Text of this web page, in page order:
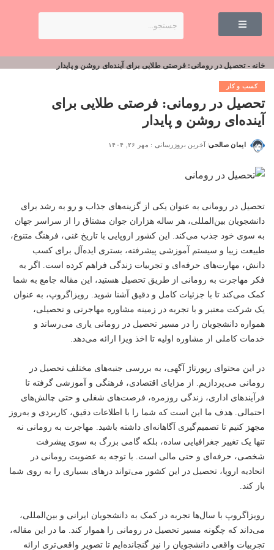
خانه -تحصیل در رومانی: فرصتی طلایی برای آینده‌ای روشن و پایدار
کسب و کار
تحصیل در رومانی: فرصتی طلایی برای
آینده‌ای روشن و پایدار
ایمان صالحی آخرین بروزرسانی : مهر ۲۶, ۱۴۰۴
تحصیل در رومانی به عنوان یکی از گزینه‌های جذاب و رو به رشد برای
دانشجویان بین‌المللی، هر ساله هزاران جوان مشتاق را از سراسر جهان
به سوی خود جذب می‌کند. این کشور اروپایی با تاریخ غنی، فرهنگ متنوع،
طبیعت زیبا و سیستم آموزشی پیشرفته، بستری ایده‌آل برای کسب
دانش، مهارت‌های حرفه‌ای و تجربیات زندگی فراهم کرده است. اگر به
فکر مهاجرت به رومانی از طریق تحصیل هستید، این مقاله جامع به شما
کمک می‌کند تا با جزئیات کامل و دقیق آشنا شوید. رویزاگروپ، به عنوان
یک شرکت معتبر و با تجربه در زمینه مشاوره مهاجرتی و تحصیلی،
همواره دانشجویان را در مسیر تحصیل در رومانی یاری می‌رساند و
خدمات کاملی از مشاوره اولیه تا اخذ ویزا ارائه می‌دهد.
در این محتوای رپورتاژ آگهی، به بررسی جنبه‌های مختلف تحصیل در
رومانی می‌پردازیم. از مزایای اقتصادی، فرهنگی و آموزشی گرفته تا
فرآیندهای اداری، زندگی روزمره، فرصت‌های شغلی و حتی چالش‌های
احتمالی. هدف ما این است که شما را با اطلاعات دقیق، کاربردی و به‌روز
مجهز کنیم تا تصمیم‌گیری آگاهانه‌ای داشته باشید. مهاجرت به رومانی نه
تنها یک تغییر جغرافیایی ساده، بلکه گامی بزرگ به سوی پیشرفت
شخصی، حرفه‌ای و حتی مالی است. با توجه به عضویت رومانی در
اتحادیه اروپا، تحصیل در این کشور می‌تواند درهای بسیاری را به روی شما
باز کند.
رویزاگروپ با سال‌ها تجربه در کمک به دانشجویان ایرانی و بین‌المللی،
می‌داند که چگونه مسیر تحصیل در رومانی را هموار کند. ما در این مقاله،
تجربیات واقعی دانشجویان را نیز گنجانده‌ایم تا تصویر واقعی‌تری ارائه